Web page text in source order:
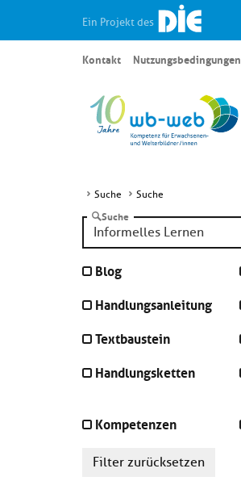
Ein Projekt des
Kontakt Nutzungsbedingungen
Suche Suche
Suche
Blog
Handlungsanleitung
Textbaustein
Handlungsketten
Kompetenzen
Filter zurücksetzen